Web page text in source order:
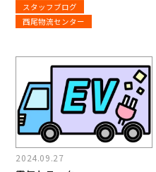
スタッフブログ
西尾物流センター
2024.09.27